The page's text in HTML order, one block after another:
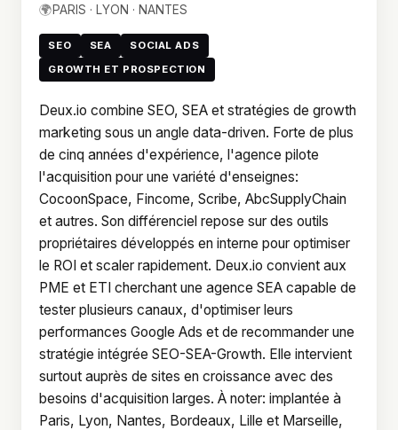
🌍PARIS · LYON · NANTES
SEO SEA
SOCIAL ADS
GROWTH ET PROSPECTION
Deux.io combine SEO, SEA et stratégies de growth
marketing sous un angle data-driven. Forte de plus
de cinq années d'expérience, l'agence pilote
l'acquisition pour une variété d'enseignes:
CocoonSpace, Fincome, Scribe, AbcSupplyChain
et autres. Son différenciel repose sur des outils
propriétaires développés en interne pour optimiser
le ROI et scaler rapidement. Deux.io convient aux
PME et ETI cherchant une agence SEA capable de
tester plusieurs canaux, d'optimiser leurs
performances Google Ads et de recommander une
stratégie intégrée SEO-SEA-Growth. Elle intervient
surtout auprès de sites en croissance avec des
besoins d'acquisition larges. À noter: implantée à
Paris, Lyon, Nantes, Bordeaux, Lille et Marseille,